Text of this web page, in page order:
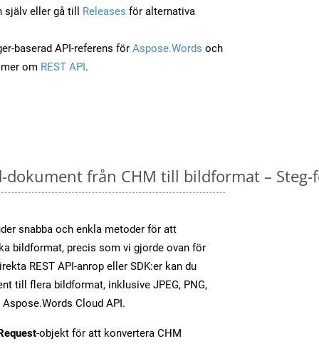
själv eller gå till Releases för alternativa
baserad API-referens för Aspose.Words och
om REST API.
dokument från CHM till bildformat – Steg-
snabba och enkla metoder för att
bildformat, precis som vi gjorde ovan för
REST API-anrop eller SDK:er kan du
till flera bildformat, inklusive JPEG, PNG,
Aspose.Words Cloud API.
-objekt för att konvertera CHM